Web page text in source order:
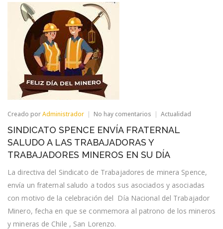
Creado porAdministrador No hay comentarios en
SPENCE
ENVÍA
FRATERNAL
SALUDO
LAS
TRABAJADORAS
Y
TRABAJADORES
MINEROS
EN
Actualidad
SINDICATO SPENCE ENVÍA FRATERNAL
SALUDO A LAS TRABAJADORAS Y
TRABAJADORES MINEROS EN SU DÍA
La directiva del Sindicato de Trabajadores de minera Spence,
envía un fraternal saludo a todos sus asociados y asociadas
con motivo de la celebración del Día Nacional del Trabajador
Minero, fecha en que se conmemora al patrono de los mineros
y mineras de Chile , San Lorenzo.